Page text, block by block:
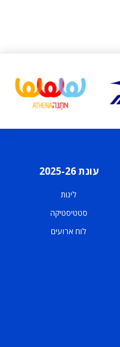
עונת 2025-26
ליגות
סטטיסטיקה
לוח ארועים